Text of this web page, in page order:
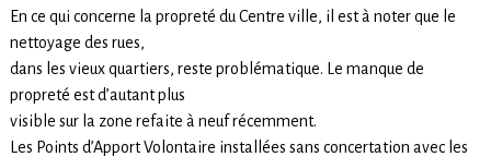
En ce qui concerne la propreté du Centre ville, il est à noter que le
nettoyage des rues,
dans les vieux quartiers, reste problématique. Le manque de
propreté est d’autant plus
visible sur la zone refaite à neuf récemment.
Les Points d’Apport Volontaire installées sans concertation avec les